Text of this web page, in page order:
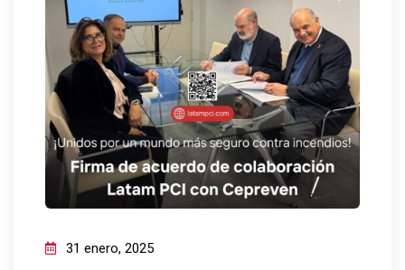
31 enero, 2025